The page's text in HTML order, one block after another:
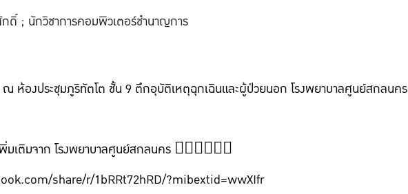
; นักวิชาการคอมพิวเตอร์ชำนาญการ
ณ ห้องประชุมภูริทัตโต ชั้น 9 ตึกอุบัติเหตุฉุกเฉินและผู้ป่วยนอก โรงพยาบาลศูนย์สกลนคร
เติมจาก โรงพยาบาลศูนย์สกลนคร 👇🏻👇🏻👇🏻
share/r/1bRRt72hRD/?mibextid=wwXIfr